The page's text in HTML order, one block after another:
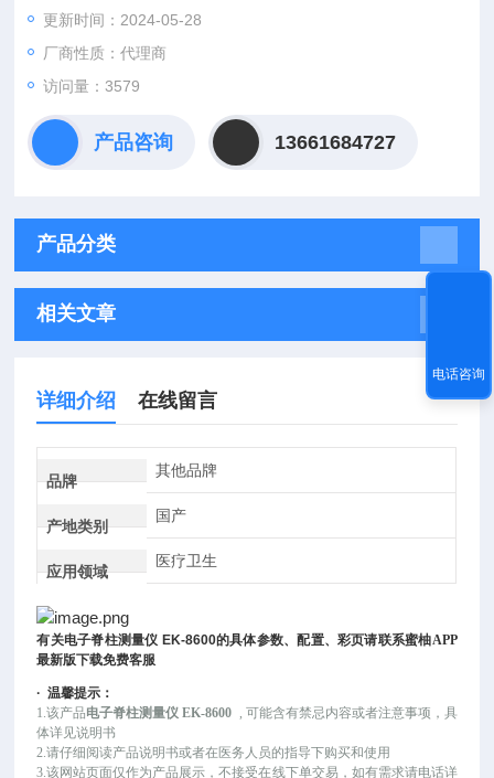
更新时间：2024-05-28
厂商性质：代理商
访问量：3579
产品咨询 13661684727
产品分类
相关文章
详细介绍 在线留言
品牌
其他品牌
产地类别
国产
应用领域
医疗卫生
有关电子脊柱测量仪 EK-8600的具体参数、配置、彩页请联系蜜柚APP
最新版下载免费客服
·温馨提示：
1.该产品电子脊柱测量仪 EK-8600 , 可能含有禁忌内容或者注意事项，具
体详见说明书
2.请仔细阅读产品说明书或者在医务人员的指导下购买和使用
3.该网站页面仅作为产品展示，不接受在线下单交易，如有需求请电话详
电话咨询